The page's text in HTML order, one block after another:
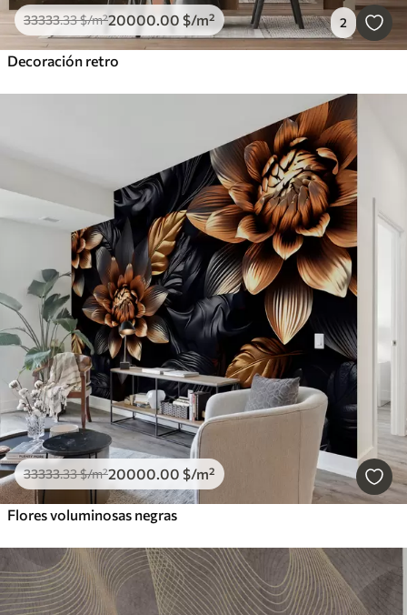
33333.33$/m²20000 .00 $/m² 2
Decoración retro
33333.33$/m²20000 .00 $/m²
Flores voluminosas negras